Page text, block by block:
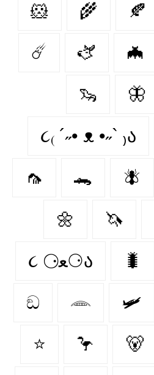
🐹 🌾 🍂
☄️ 🫏 🦇
🦦 🦋
૮₍ ´˶• ᴥ •˶` ₎ა
🦟 🐊 🪰
🌼 🦄
૮ ⚆ﻌ⚆ა 🐛
ඞ 𓂎 🛩
⭐ 🦩 🐻‍